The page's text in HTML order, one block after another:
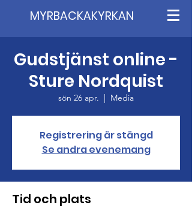
MYRBACKAKYRKAN
Gudstjänst online -
Sture Nordquist
sön 26 apr.
  |
Media
Registrering är stängd
Se andra evenemang
Tid och plats